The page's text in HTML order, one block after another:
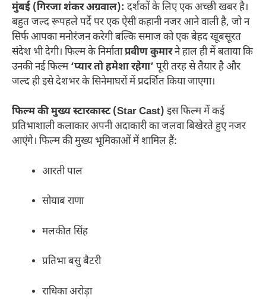
मुंबई (गिरजा शंकर अग्रवाल): दर्शकों के लिए एक अच्छी खबर है।
बहुत जल्द रूपहले पर्दे पर एक ऐसी कहानी नजर आने वाली है, जो न
सिर्फ आपका मनोरंजन करेगी बल्कि समाज को एक बेहद खूबसूरत
संदेश भी देगी। फिल्म के निर्माताप्रवीण कुमारने हाल ही में बताया कि
उनकी नई फिल्म‘प्यार तो हमेशा रहेगा’ पूरी तरह से तैयार है और
जल्द ही इसे देशभर के सिनेमाघरों में प्रदर्शित किया जाएगा।
फिल्म की मुख्य स्टारकास्ट (Star Cast) इस फिल्म में कई
प्रतिभाशाली कलाकार अपनी अदाकारी का जलवा बिखेरते हुए नजर
आएंगे। फिल्म की मुख्य भूमिकाओं में शामिल हैं:
आरती पाल
सोयाब राणा
मलकीत सिंह
प्रतिभा बसु बैटरी
राधिका अरोड़ा